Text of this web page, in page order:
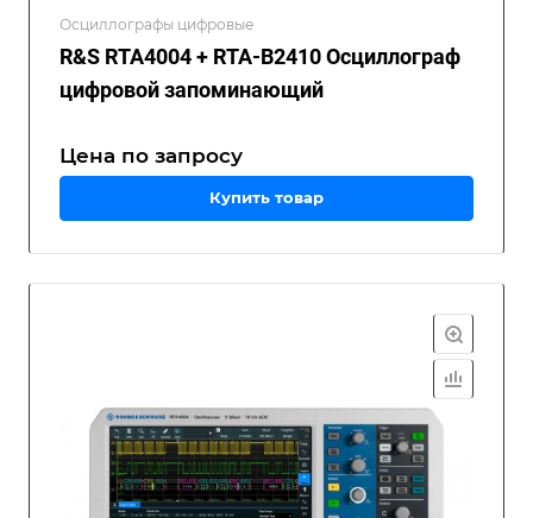
Осциллографы цифровые
R&S RTA4004 + RTA-B2410 Осциллограф
цифровой запоминающий
Цена по запросу
Купить товар